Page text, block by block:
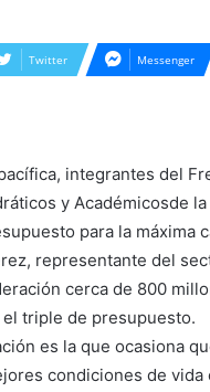
Twitter Messenger
integrantes del
y Académicosde la
para la máxima
representante del
cerca de 800
triple de presupuesto.
es la que ocasiona
condiciones de